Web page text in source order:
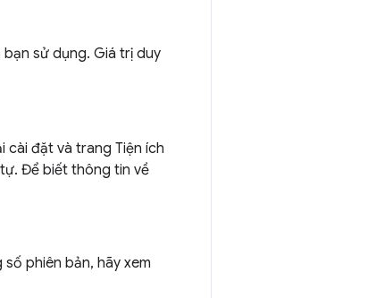
sử dụng. Giá trị duy
cài đặt và trang Tiện ích
Để biết thông tin về
phiên bản, hãy xem